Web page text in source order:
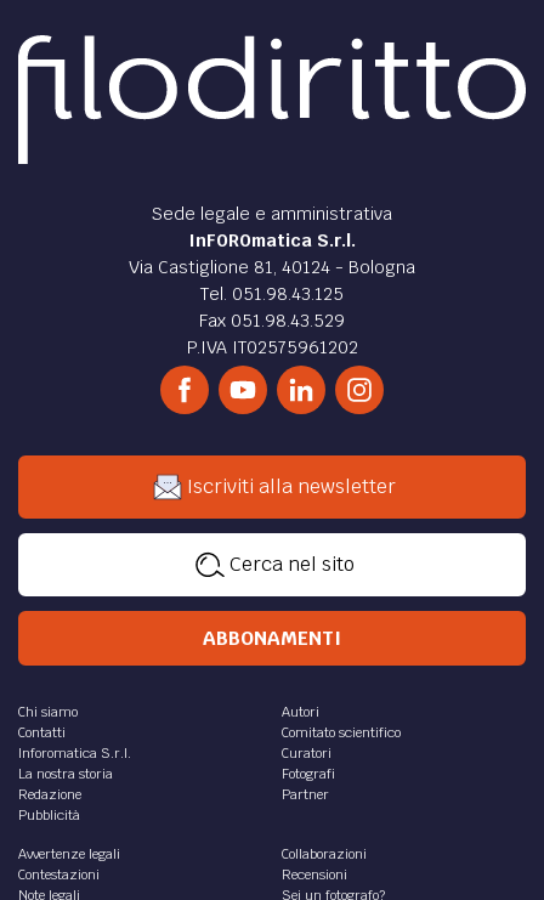
Sede legale e amministrativa
InFOROmatica S.r.l.
Via Castiglione 81, 40124 - Bologna
Tel. 051.98.43.125
Fax 051.98.43.529
P.IVA IT02575961202
Iscriviti alla newsletter
Cerca nel sito
ABBONAMENTI
Chi siamo
Contatti
Inforomatica S.r.l.
La nostra storia
Redazione
Pubblicità
Autori
Comitato scientifico
Curatori
Fotografi
Partner
Avvertenze legali
Contestazioni
Note legali
Collaborazioni
Recensioni
Sei un fotografo?